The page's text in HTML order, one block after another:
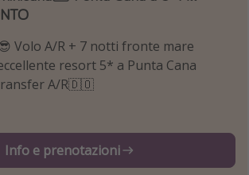
2026
Volo A/R + 7 notti fronte mare
resort 5* a Punta Cana
A/R🇩🇴
Info e prenotazioni